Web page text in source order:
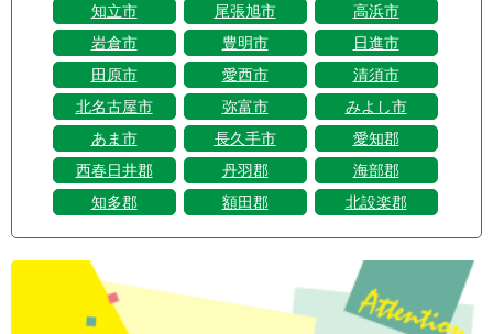
知立市
尾張旭市
高浜市
岩倉市
豊明市
日進市
田原市
愛西市
清須市
北名古屋市
弥富市
みよし市
あま市
長久手市
愛知郡
西春日井郡
丹羽郡
海部郡
知多郡
額田郡 北設楽郡